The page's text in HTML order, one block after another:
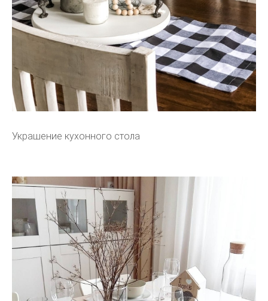
Украшение кухонного стола